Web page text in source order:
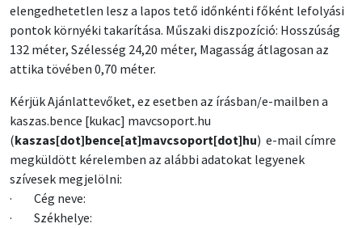
elengedhetetlen lesz a lapos tető időnkénti főként lefolyási
pontok környéki takarítása. Műszaki diszpozíció: Hosszúság
132 méter, Szélesség 24,20 méter, Magasság átlagosan az
attika tövében 0,70 méter.
Kérjük Ajánlattevőket, ez esetben az írásban/e-mailben a
kaszas.bence [kukac] mavcsoport.hu
(kaszas[dot]bence[at]mavcsoport[dot]hu) e-mail címre
megküldött kérelemben az alábbi adatokat legyenek
szívesek megjelölni:
· Cég neve:
· Székhelye: